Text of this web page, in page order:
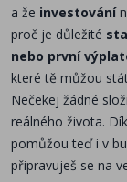
a že investování
proč je důležité
nebo první
které tě můžou
Nečekej žádné
reálného života.
pomůžou teď i v
připravuješ se na